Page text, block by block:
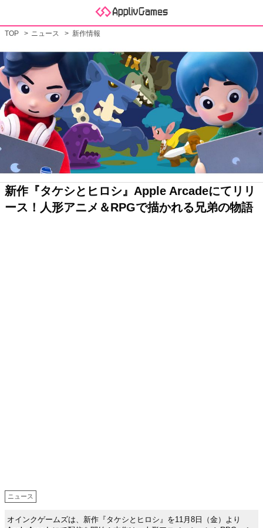
TOP ニュース 新作情報
新作『タケシとヒロシ』Apple Arcadeにてリリ
ース！人形アニメ＆RPGで描かれる兄弟の物語
ニュース
オインクゲームズは、新作『タケシとヒロシ』を11月8日（金）より